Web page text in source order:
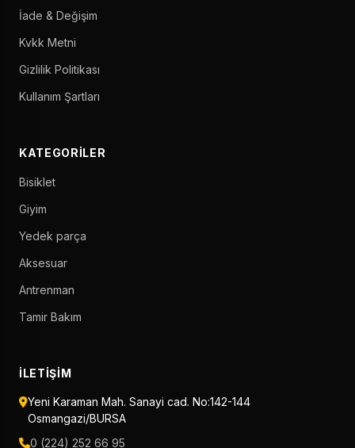
İade & Değişim
Kvkk Metni
Gizlilik Politikası
Kullanım Şartları
KATEGORILER
Bisiklet
Giyim
Yedek parça
Aksesuar
Antrenman
Tamir Bakım
İLETIŞIM
Yeni Karaman Mah. Sanayi cad. No:142-144
Osmangazi/BURSA
0 (224) 252 66 95